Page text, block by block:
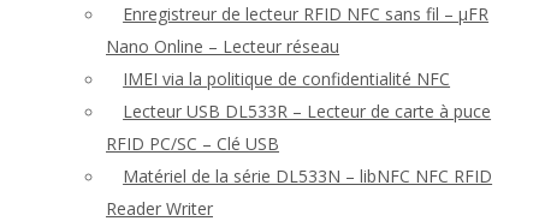
Enregistreur de lecteur RFID NFC sans fil – μFR
Nano Online – Lecteur réseau
IMEI via la politique de confidentialité NFC
Lecteur USB DL533R – Lecteur de carte à puce
RFID PC/SC – Clé USB
Matériel de la série DL533N – libNFC NFC RFID
Reader Writer